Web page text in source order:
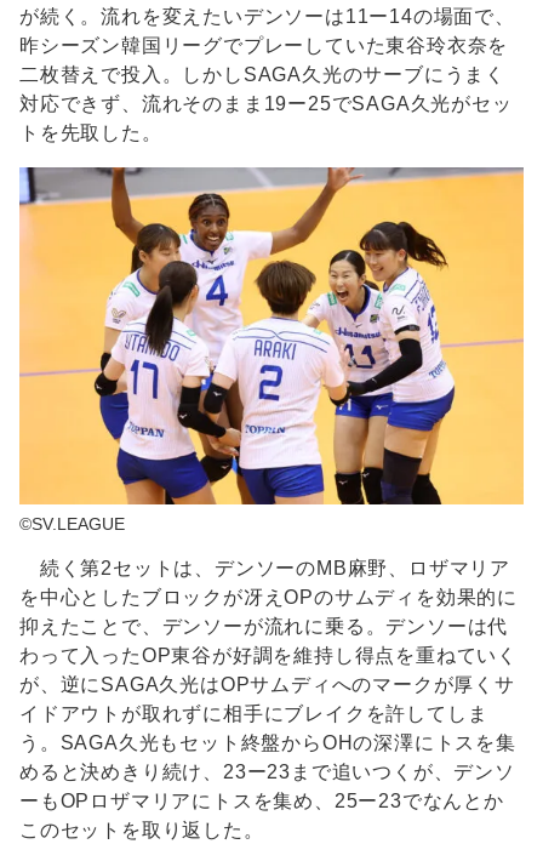
が続く。流れを変えたいデンソーは11ー14の場面で、
昨シーズン韓国リーグでプレーしていた東谷玲衣奈を
二枚替えで投入。しかしSAGA久光のサーブにうまく
対応できず、流れそのまま19ー25でSAGA久光がセッ
トを先取した。
©SV.LEAGUE
続く第2セットは、デンソーのMB麻野、ロザマリア
を中心としたブロックが冴えOPのサムディを効果的に
抑えたことで、デンソーが流れに乗る。デンソーは代
わって入ったOP東谷が好調を維持し得点を重ねていく
が、逆にSAGA久光はOPサムディへのマークが厚くサ
イドアウトが取れずに相手にブレイクを許してしま
う。SAGA久光もセット終盤からOHの深澤にトスを集
めると決めきり続け、23ー23まで追いつくが、デンソ
ーもOPロザマリアにトスを集め、25ー23でなんとか
このセットを取り返した。